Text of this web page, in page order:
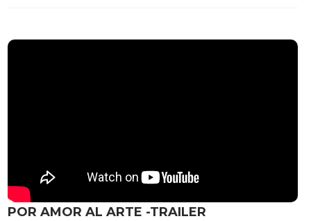
POR AMOR AL ARTE -TRAILER